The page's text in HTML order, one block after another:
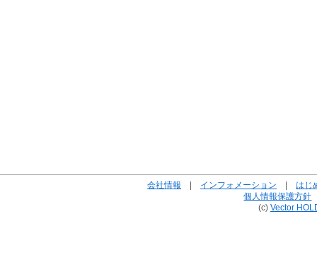
会社情報 | インフォメーション | はじ
個人情報保護方針
(c) Vector